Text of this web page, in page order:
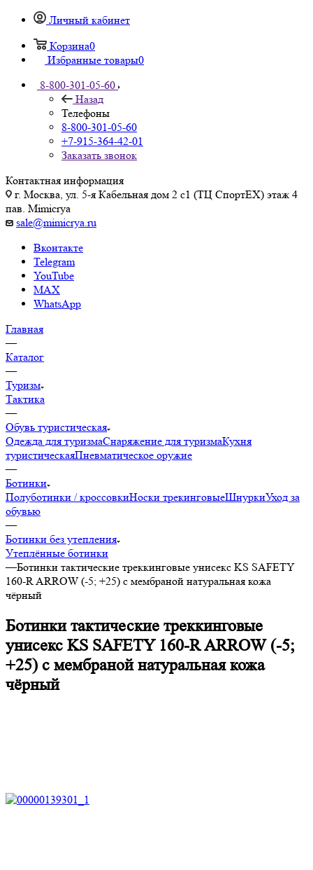
Личный кабинет
Корзина0
Избранные товары0
8-800-301-05-60
Назад
Телефоны
8-800-301-05-60
+7-915-364-42-01
Заказать звонок
Контактная информация
г. Москва, ул. 5-я Кабельная дом 2 с1 (ТЦ СпортEX) этаж 4
пав. Mimicrya
sale@mimicrya.ru
Вконтакте
Telegram
YouTube
MAX
WhatsApp
Главная
—
Каталог
—
Туризм
Тактика
—
Обувь туристическая
Одежда для туризмаСнаряжение для туризмаКухня
туристическаяПневматическое оружие
—
Ботинки
Полуботинки / кроссовкиНоски трекинговыеШнуркиУход за
обувью
—
Ботинки без утепления
Утеплённые ботинки
—Ботинки тактические треккинговые унисекс KS SAFETY
160-R ARROW (-5; +25) с мембраной натуральная кожа
чёрный
Ботинки тактические треккинговые
унисекс KS SAFETY 160-R ARROW (-5;
+25) с мембраной натуральная кожа
чёрный